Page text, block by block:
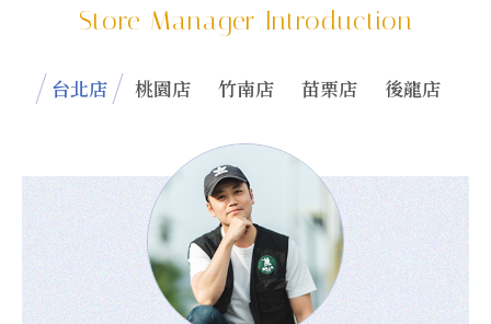
Store Manager Introduction
台北店 桃園店 竹南店 苗栗店 後龍店